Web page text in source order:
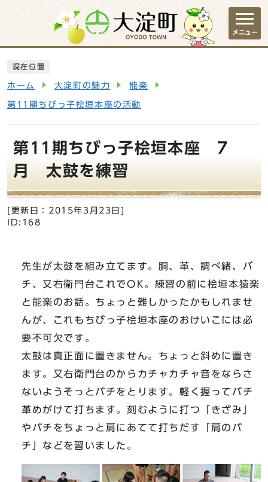
ページの先頭です
メニュー
現在位置
ホーム 大淀町の魅力 能楽
第11期ちびっ子桧垣本座の活動
第11期ちびっ子桧垣本座 7
月 太鼓を練習
[更新日： 2015年3月23日
ID:168
先生が太鼓を組み立てます。胴、革、調べ緒、バ
チ、又右衛門台これでOK。練習の前に桧垣本猿楽
と能楽のお話。ちょっと難しかったかもしれませ
んが、これもちびっ子桧垣本座のおけいこには必
要不可欠です。
太鼓は真正面に置きません。ちょっと斜めに置き
ます。又右衛門台のからカチャカチャ音をならさ
ないようそっとバチをとります。軽く握ってバチ
革めがけて打ちます。刻むように打つ「きざみ」
やバチをちょっと肩にあてて打ちだす「肩のバ
チ」などを習いました。